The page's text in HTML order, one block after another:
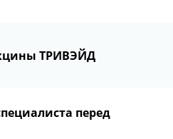
ТРИВЭЙД
перед